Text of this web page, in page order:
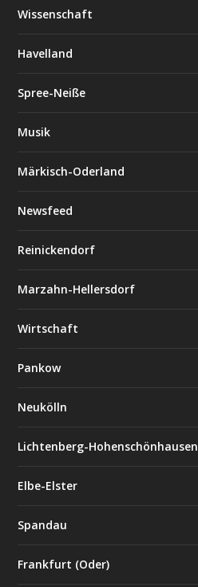
Wissenschaft
Havelland
Spree-Neiße
Musik
Märkisch-Oderland
Newsfeed
Reinickendorf
Marzahn-Hellersdorf
Wirtschaft
Pankow
Neukölln
Lichtenberg-Hohenschönhausen
Elbe-Elster
Spandau
Frankfurt (Oder)